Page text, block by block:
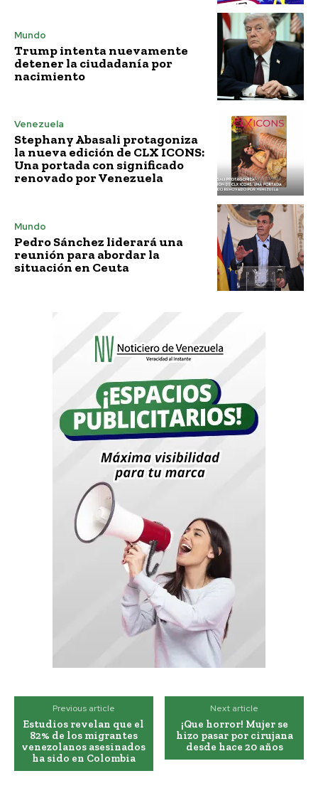
Mundo
Trump intenta nuevamente
detener la ciudadanía por
nacimiento
Venezuela
Stephany Abasali protagoniza
la nueva edición de CLX ICONS:
Una portada con significado
renovado por Venezuela
Mundo
Pedro Sánchez liderará una
reunión para abordar la
situación en Ceuta
Previous article
Estudios revelan que el
82% de los migrantes
venezolanos asesinados
ha sido en Colombia
Next article
¡Que horror! Mujer se
hizo pasar por cirujana
desde hace 20 años